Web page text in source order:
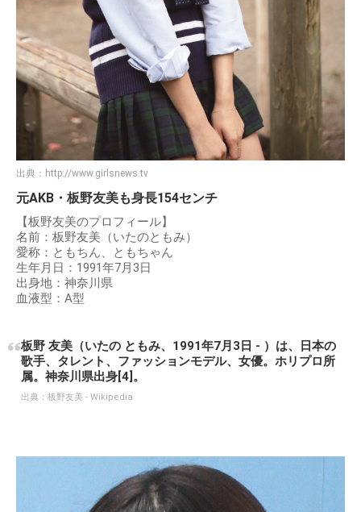
出典： http://www.girlsnews.tv
元AKB・板野友美も身長154センチ
【板野友美のプロフィール】
名前：板野友美（いたのともみ）
愛称：ともちん、ともちゃん
生年月日：1991年7月3日
出身地：神奈川県
血液型：A型
板野 友美（いたの ともみ、1991年7月3日 - ）は、日本の
歌手、タレント、ファッションモデル、女優。ホリプロ所
属。神奈川県出身[4]。
出典： 板野友美 - Wikipedia